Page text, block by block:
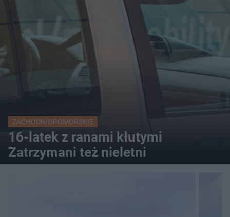
ZACHODNIOPOMORSKIE
16-latek z ranami kłutymi
Zatrzymani też nieletni